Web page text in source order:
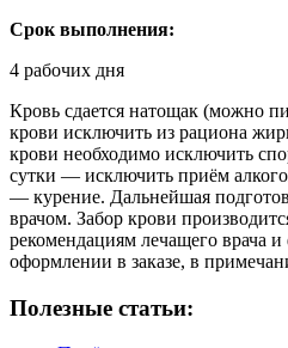
Срок выполнения:
4 рабочих дня
Кровь сдается натощак (можно
крови исключить из рациона
крови необходимо исключить
сутки — исключить приём
— курение. Дальнейшая
врачом. Забор крови
рекомендациям лечащего врача
оформлении в заказе, в
Полезные статьи: